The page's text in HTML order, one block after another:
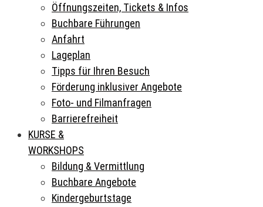
Öffnungszeiten, Tickets & Infos
Buchbare Führungen
Anfahrt
Lageplan
Tipps für Ihren Besuch
Förderung inklusiver Angebote
Foto- und Filmanfragen
Barrierefreiheit
KURSE &
WORKSHOPS
Bildung & Vermittlung
Buchbare Angebote
Kindergeburtstage